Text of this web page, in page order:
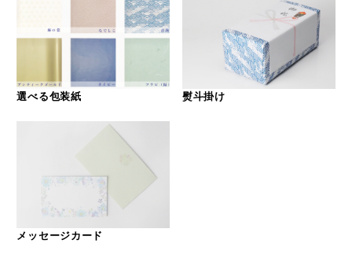
選べる包装紙 熨斗掛け
メッセージカード